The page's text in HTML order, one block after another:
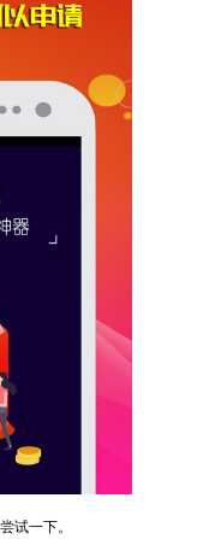
试一下。